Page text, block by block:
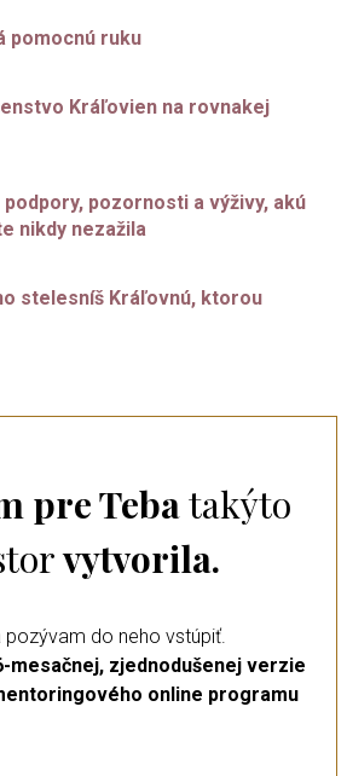
pomocnú ruku
Kráľovien na rovnakej
pozornosti a výživy, akú
nikdy nezažila
stelesníš Kráľovnú, ktorou
pre Tebatakýto
vytvorila.
pozývam do neho vstúpiť.
mesačnej, zjednodušenej verzie
online programu